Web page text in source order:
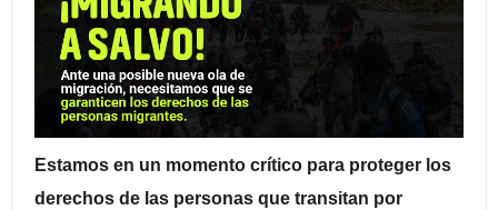
Estamos en un momento crítico para proteger los
derechos de las personas que transitan por